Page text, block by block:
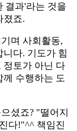
결과'라는 것을
졌죠.
며 사회활동,
다. 기도가 힘
정토가 아닌 다
수행하는 도
셨죠? "떨어지
다!"^^ 책임진